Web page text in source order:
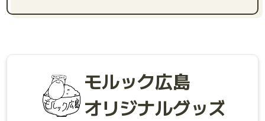
モルック広島
オリジナルグッズ